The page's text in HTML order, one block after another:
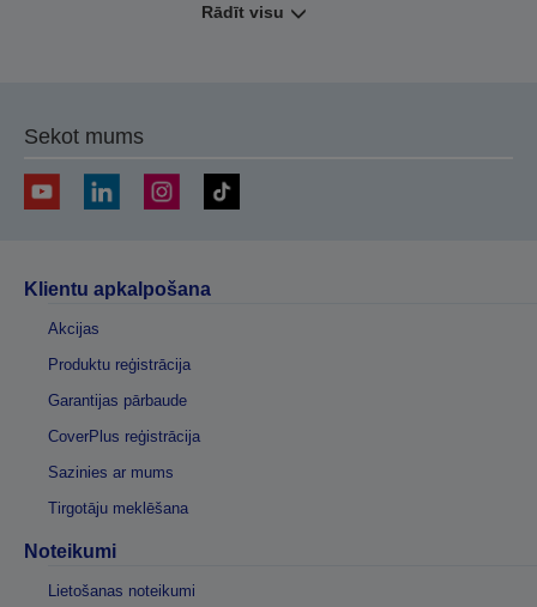
Rādīt visu
Sekot mums
Klientu apkalpošana
Akcijas
Produktu reģistrācija
Garantijas pārbaude
CoverPlus reģistrācija
Sazinies ar mums
Tirgotāju meklēšana
Noteikumi
Lietošanas noteikumi